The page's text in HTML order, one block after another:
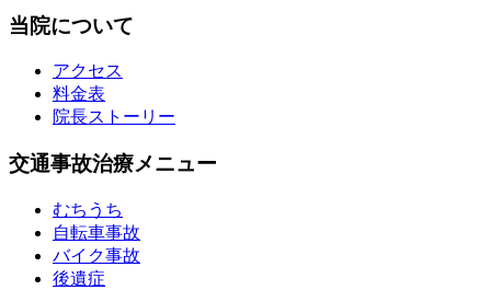
当院について
アクセス
料金表
院長ストーリー
交通事故治療メニュー
むちうち
自転車事故
バイク事故
後遺症